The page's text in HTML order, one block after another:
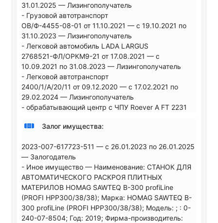
31.01.2025 — Лизингополучатель
- Грузовой автотранспорт
ОВ/Ф-4455-08-01 от 11.10.2021 — с 19.10.2021 по
31.10.2023 — Лизингополучатель
- Легковой автомобиль LADA LARGUS
2768521-ФЛ/ОРКМ9-21 от 17.08.2021 — с
10.09.2021 по 31.08.2023 — Лизингополучатель
- Легковой автотранспорт
2400/1/A/20/11 от 09.12.2020 — с 17.02.2021 по
29.02.2024 — Лизингополучатель
- обрабатывающий центр с ЧПУ Roever A FT 2231
Залог имущества:
2023-007-617723-511 — с 26.01.2023 по 26.01.2025
— Залогодатель
- Иное имущество — Наименование: СТАНОК ДЛЯ
АВТОМАТИЧЕСКОГО РАСКРОЯ ПЛИТНЫХ
МАТЕРИЛОВ HOMAG SAWTEQ B-300 profiLine
(PROFI HPP300/38/38); Марка: HOMAG SAWTEQ B-
300 profiLine (PROFI HPP300/38/38); Модель: ; : 0-
240-07-8504; Год: 2019; Фирма-производитель: